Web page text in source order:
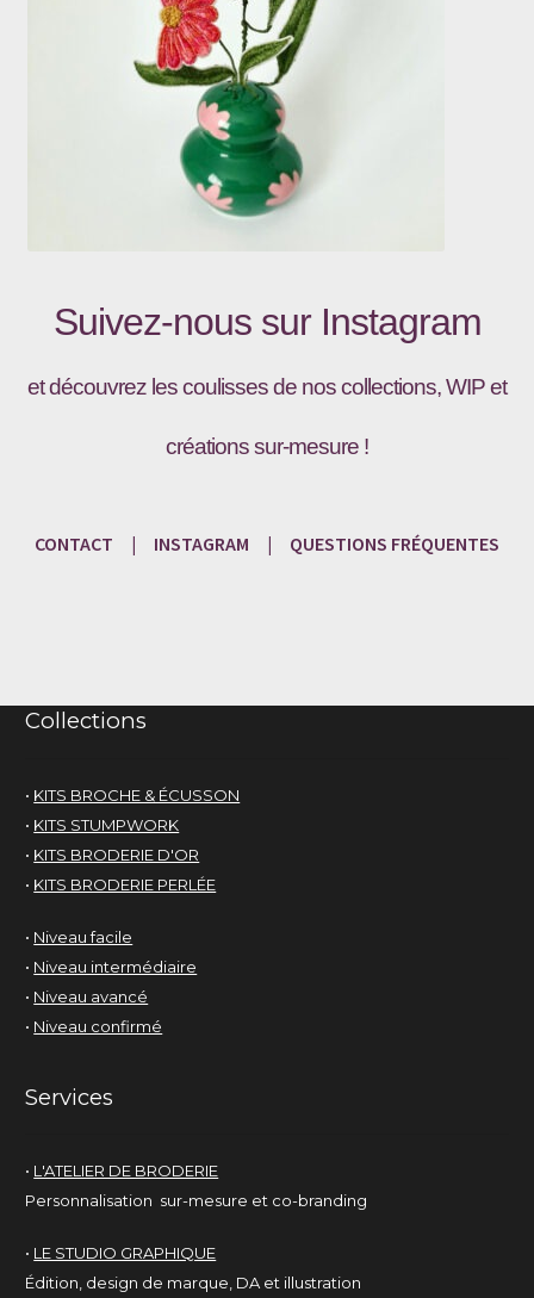
Suivez-nous sur Instagram
et découvrez les coulisses de nos collections, WIP et
créations sur-mesure !
CONTACT | INSTAGRAM | QUESTIONS FRÉQUENTES
Collections
• KITS BROCHE & ÉCUSSON
• KITS STUMPWORK
• KITS BRODERIE D'OR
• KITS BRODERIE PERLÉE
• Niveau facile
• Niveau intermédiaire
• Niveau avancé
• Niveau confirmé
Services
• L'ATELIER DE BRODERIE
Personnalisation sur-mesure et co-branding
• LE STUDIO GRAPHIQUE
Édition, design de marque, DA et illustration